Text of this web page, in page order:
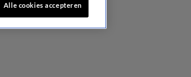
Alle cookies accepteren